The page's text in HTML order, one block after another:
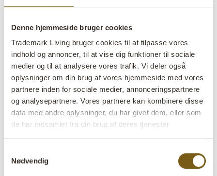
Denne hjemmeside bruger cookies
Trademark Living bruger cookies til at tilpasse vores
indhold og annoncer, til at vise dig funktioner til sociale
medier og til at analysere vores trafik. Vi deler også
oplysninger om din brug af vores hjemmeside med vores
partnere inden for sociale medier, annonceringspartnere
og analysepartnere. Vores partnere kan kombinere disse
data med andre oplysninger, du har givet dem, eller som
de har indsamlet fra din brug af deres tjenester
Nødvendig
Cemmi flaske - L
lens På lager
Varenr: